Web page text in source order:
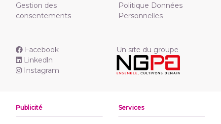
Gestion des
consentements
Politique Données
Personnelles
Facebook
Linkedln
Instagram
Un site du groupe
Publicité Services